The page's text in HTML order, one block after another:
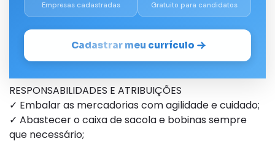
Empresas cadastradas Gratuito para candidatos
Cadastrar meu currículo
RESPONSABILIDADES E ATRIBUIÇÕES
✓ Embalar as mercadorias com agilidade e cuidado;
✓ Abastecer o caixa de sacola e bobinas sempre
que necessário;